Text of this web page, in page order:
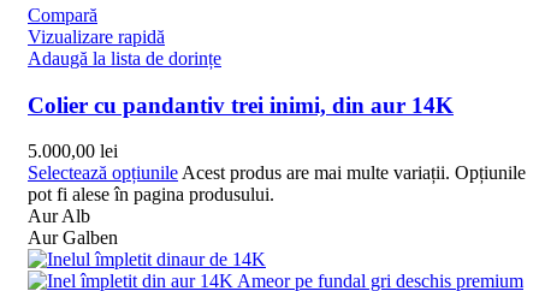
Compară
Vizualizare rapidă
Adaugă la lista de dorințe
Colier cu pandantiv trei inimi, din aur 14K
5.000,00 lei
Selectează opțiunile Acest produs are mai multe variații. Opțiunile
pot fi alese în pagina produsului.
Aur Alb
Aur Galben